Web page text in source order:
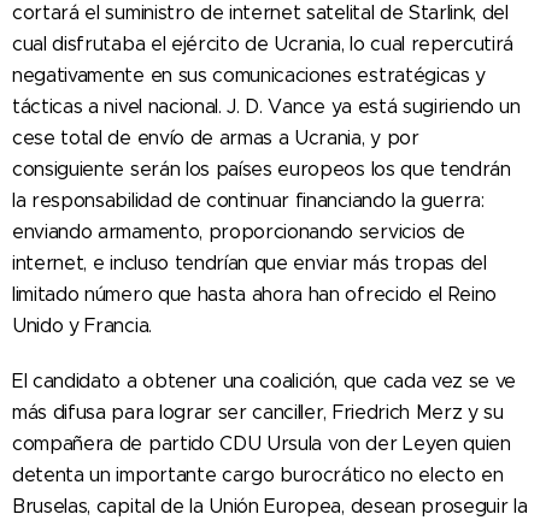
cortará el suministro de internet satelital de Starlink, del
cual disfrutaba el ejército de Ucrania, lo cual repercutirá
negativamente en sus comunicaciones estratégicas y
tácticas a nivel nacional. J. D. Vance ya está sugiriendo un
cese total de envío de armas a Ucrania, y por
consiguiente serán los países europeos los que tendrán
la responsabilidad de continuar financiando la guerra:
enviando armamento, proporcionando servicios de
internet, e incluso tendrían que enviar más tropas del
limitado número que hasta ahora han ofrecido el Reino
Unido y Francia.
El candidato a obtener una coalición, que cada vez se ve
más difusa para lograr ser canciller, Friedrich Merz y su
compañera de partido CDU Ursula von der Leyen quien
detenta un importante cargo burocrático no electo en
Bruselas, capital de la Unión Europea, desean proseguir la